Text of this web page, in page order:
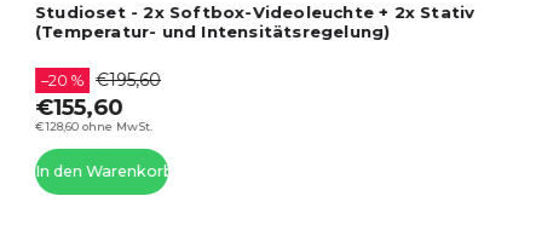
2x Softbox-Licht und 2x Stativ mit 270W
Leistung für Fotografie und Video
€92,23 ohne MwSt.
€111,60